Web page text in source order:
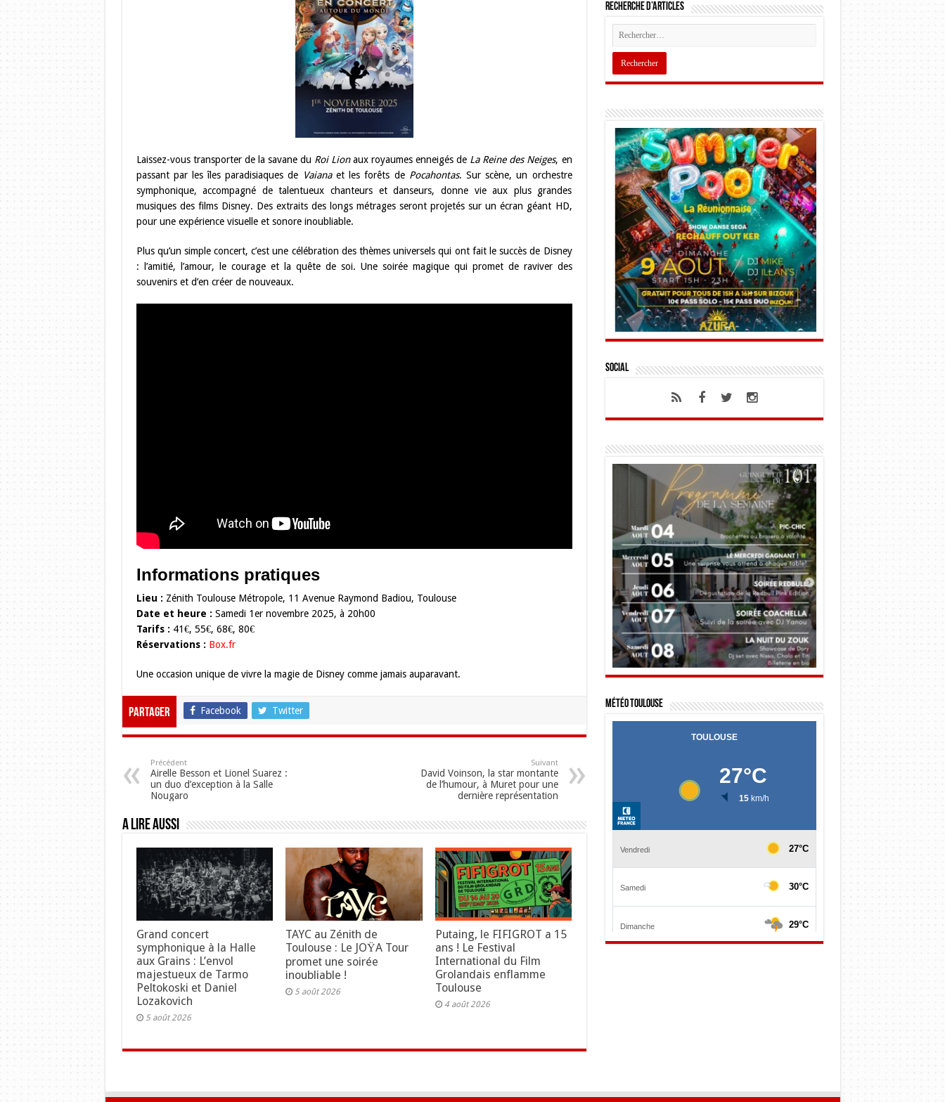
Laissez-vous transporter de la savane du Roi Lionaux royaumes enneigés de La Reine des Neiges, en
passant par les îles paradisiaques de Vaianaet les forêts de Pocahontas. Sur scène, un orchestre
symphonique, accompagné de talentueux chanteurs et danseurs, donne vie aux plus grandes
musiques des films Disney. Des extraits des longs métrages seront projetés sur un écran géant HD,
pour une expérience visuelle et sonore inoubliable.
Plus qu’un simple concert, c’est une célébration des thèmes universels qui ont fait le succès de Disney
: l’amitié, l’amour, le courage et la quête de soi. Une soirée magique qui promet de raviver des
souvenirs et d’en créer de nouveaux.
Informations pratiques
Lieu : Zénith Toulouse Métropole, 11 Avenue Raymond Badiou, Toulouse
Date et heure : Samedi 1er novembre 2025, à 20h00
Tarifs : 41€, 55€, 68€, 80€
Réservations : Box.fr
Une occasion unique de vivre la magie de Disney comme jamais auparavant.
Partager Facebook Twitter
Précédent
Airelle Besson et Lionel Suarez :
un duo d’exception à la Salle
Nougaro
Suivant
David Voinson, la star montante
de l’humour, à Muret pour une
dernière représentation
A lire aussi
Grand concert
symphonique à la Halle
aux Grains : L’envol
majestueux de Tarmo
Peltokoski et Daniel
Lozakovich
5 août 2026
TAYC au Zénith de
Toulouse : Le JOŸA Tour
promet une soirée
inoubliable !
5 août 2026
Putaing, le FIFIGROT a 15
ans ! Le Festival
International du Film
Grolandais enflamme
Toulouse
4 août 2026
Recherche d’articles
Social
Météo Toulouse